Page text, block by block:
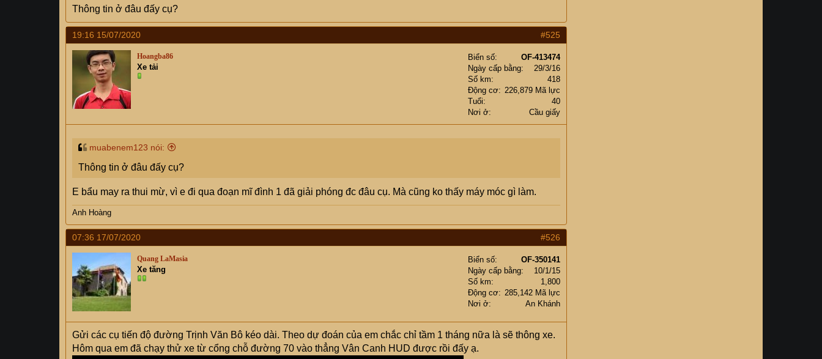
Thông tin ở đâu đấy cụ?
19:16 15/07/2020 #525
Hoangba86
Xe tải
Biển số
OF-413474
Ngày cấp bằng
29/3/16
Số km
418
Động cơ
226,879 Mã lực
Tuổi
40
Nơi ở
Cầu giấy
muabenem123 nói:
Thông tin ở đâu đấy cụ?
E bẩu may ra thui mừ, vì e đi qua đoạn mĩ đình 1 đã giải phóng đc đâu cụ. Mà cũng ko thấy máy móc gì làm.
Anh Hoàng
07:36 17/07/2020 #526
Quang LaMasia
Xe tăng
Biển số
OF-350141
Ngày cấp bằng
10/1/15
Số km
1,800
Động cơ
285,142 Mã lực
Nơi ở
An Khánh
Gửi các cụ tiến độ đường Trịnh Văn Bô kéo dài. Theo dự đoán của em chắc chỉ tầm 1 tháng nữa là sẽ thông xe.
Hôm qua em đã chạy thử xe từ cổng chỗ đường 70 vào thẳng Vân Canh HUD được rồi đấy ạ.